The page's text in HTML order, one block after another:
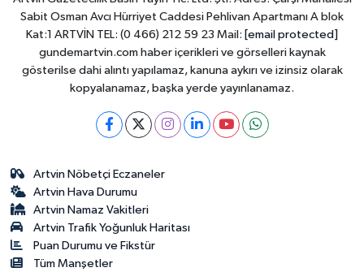
Sabit Osman Avcı Hürriyet Caddesi Pehlivan Apartmanı A blok
Kat:1 ARTVİN TEL: (0 466) 212 59 23 Mail: [email protected]
gundemartvin.com haber içerikleri ve görselleri kaynak
gösterilse dahi alıntı yapılamaz, kanuna aykırı ve izinsiz olarak
kopyalanamaz, başka yerde yayınlanamaz.
Artvin Nöbetçi Eczaneler
Artvin Hava Durumu
Artvin Namaz Vakitleri
Artvin Trafik Yoğunluk Haritası
Puan Durumu ve Fikstür
Tüm Manşetler